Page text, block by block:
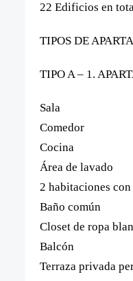
22 Edificios en
TIPOS DE
TIPO A – 1.
Sala
Comedor
Cocina
Área de lavado
2 habitaciones
Baño común
Closet de ropa
Balcón
Terraza privada